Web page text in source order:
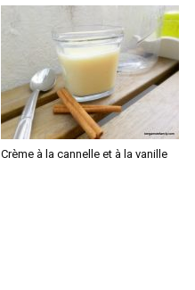
Crème à la cannelle et à la vanille